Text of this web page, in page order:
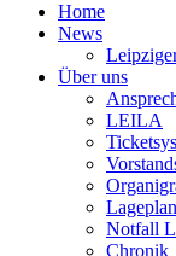
Home
News
Über uns
LEILA
Lageplan
Notfall
Chronik